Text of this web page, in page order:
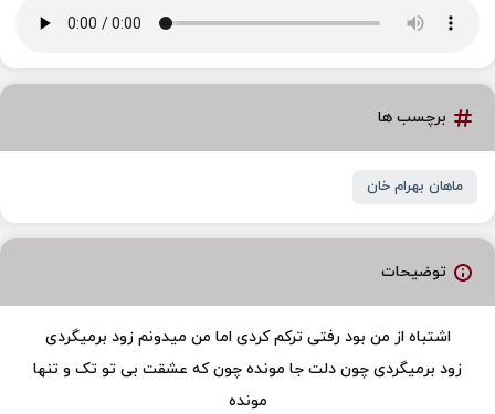
برچسب ها
ماهان بهرام خان
توضیحات
اشتباه از من بود رفتی ترکم کردی اما من میدونم زود برمیگردی
زود برمیگردی چون دلت جا مونده چون که عشقت بی تو تک و تنها
مونده